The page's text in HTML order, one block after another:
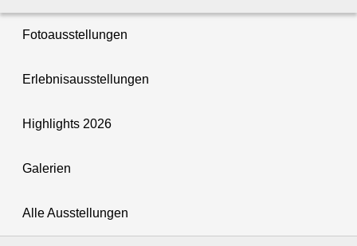
Fotoausstellungen
Erlebnisausstellungen
Highlights 2026
Galerien
Alle Ausstellungen